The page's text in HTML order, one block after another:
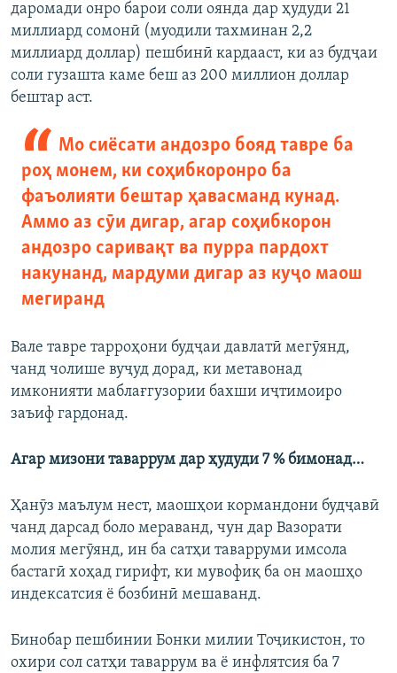
даромади онро барои соли оянда дар ҳудуди 21
миллиард сомонӣ (муодили тахминан 2,2
миллиард доллар) пешбинӣ кардааст, ки аз будҷаи
соли гузашта каме беш аз 200 миллион доллар
бештар аст.
Мо сиёсати андозро бояд тавре ба
роҳ монем, ки соҳибкоронро ба
фаъолияти бештар ҳавасманд кунад.
Аммо аз сӯи дигар, агар соҳибкорон
андозро саривақт ва пурра пардохт
накунанд, мардуми дигар аз куҷо маош
мегиранд
Вале тавре тарроҳони будҷаи давлатӣ мегӯянд,
чанд чолише вуҷуд дорад, ки метавонад
имконияти маблағгузории бахши иҷтимоиро
заъиф гардонад.
Агар мизони таваррум дар ҳудуди 7 % бимонад…
Ҳанӯз маълум нест, маошҳои кормандони будҷавӣ
чанд дарсад боло мераванд, чун дар Вазорати
молия мегӯянд, ин ба сатҳи таварруми имсола
бастагӣ хоҳад гирифт, ки мувофиқ ба он маошҳо
индексатсия ё бозбинӣ мешаванд.
Бинобар пешбинии Бонки милии Тоҷикистон, то
охири сол сатҳи таваррум ва ё инфлятсия ба 7